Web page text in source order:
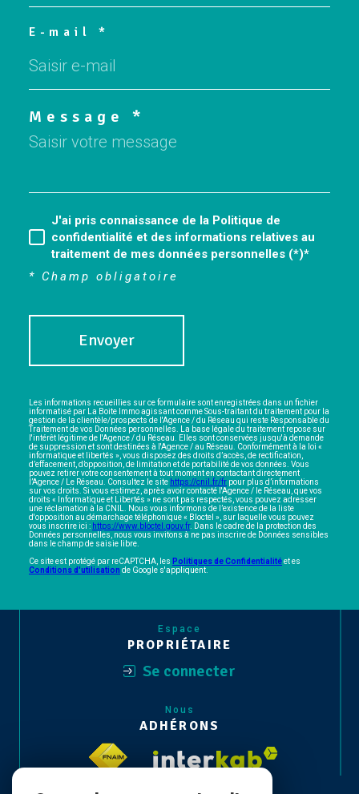
E-mail *
Message *
J'ai pris connaissance de la Politique de
confidentialité et des informations relatives au
traitement de mes données personnelles (*)*
* Champ obligatoire
Envoyer
Les informations recueillies sur ce formulaire sont enregistrées dans un fichier
informatisé par La Boite Immo agissant comme Sous-traitant du traitement pour la
gestion de la clientèle/prospects de l'Agence / du Réseau qui reste Responsable du
Traitement de vos Données personnelles. La base légale du traitement repose sur
l'intérêt légitime de l'Agence / du Réseau. Elles sont conservées jusqu'à demande
de suppression et sont destinées à l'Agence / au Réseau. Conformément à la loi «
informatique et libertés », vous disposez des droits d’accès, de rectification,
d’effacement, d’opposition, de limitation et de portabilité de vos données. Vous
pouvez retirer votre consentement à tout moment en contactant directement
l’Agence / Le Réseau. Consultez le site https://cnil.fr/fr pour plus d’informations
sur vos droits. Si vous estimez, après avoir contacté l'Agence / le Réseau, que vos
droits « Informatique et Libertés » ne sont pas respectés, vous pouvez adresser
une réclamation à la CNIL. Nous vous informons de l’existence de la liste
d'opposition au démarchage téléphonique « Bloctel », sur laquelle vous pouvez
vous inscrire ici : https://www.bloctel.gouv.fr. Dans le cadre de la protection des
Données personnelles, nous vous invitons à ne pas inscrire de Données sensibles
dans le champ de saisie libre.
Ce site est protégé par reCAPTCHA, les Politiques de Confidentialitéet es
Conditions d'utilisation de Google s'appliquent.
Espace
PROPRIÉTAIRE
Se connecter
Nous
ADHÉRONS